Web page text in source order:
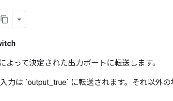
よって決定された出力ポートに転送します。
力は `output_true` に転送されます。それ以外